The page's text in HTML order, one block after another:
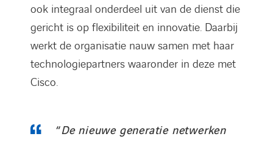
ook integraal onderdeel uit van de dienst die
gericht is op flexibiliteit en innovatie. Daarbij
werkt de organisatie nauw samen met haar
technologiepartners waaronder in deze met
Cisco.
“De nieuwe generatie netwerken